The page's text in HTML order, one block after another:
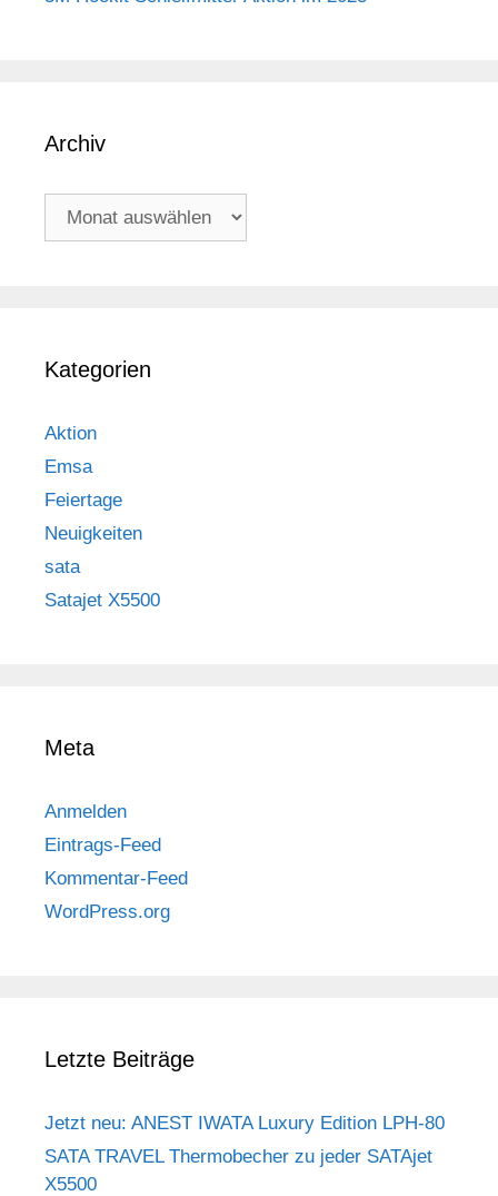
Archiv
Archiv
Kategorien
Aktion
Emsa
Feiertage
Neuigkeiten
sata
Satajet X5500
Meta
Anmelden
Eintrags-Feed
Kommentar-Feed
WordPress.org
Letzte Beiträge
Jetzt neu: ANEST IWATA Luxury Edition LPH-80
SATA TRAVEL Thermobecher zu jeder SATAjet
X5500